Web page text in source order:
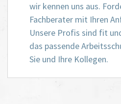
wir kennen uns aus.
Fachberater mit Ihren
Unsere Profis sind fit
das passende
Sie und Ihre Kollegen.